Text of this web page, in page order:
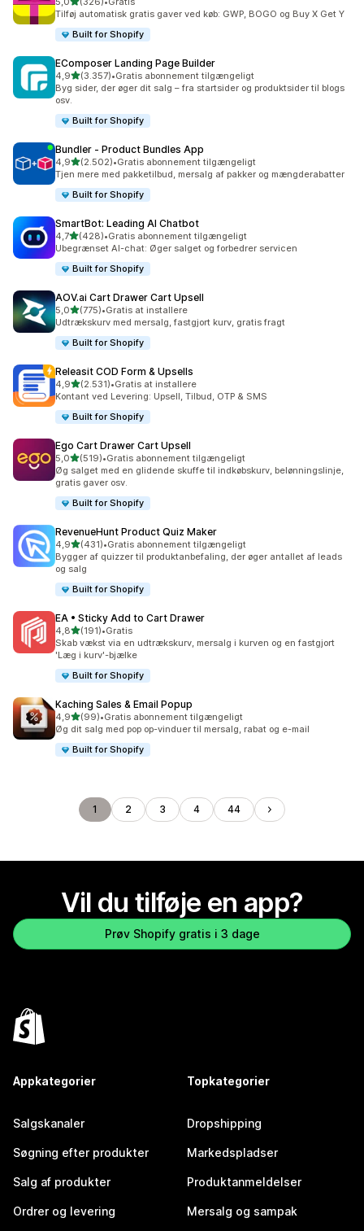
326 anmeldelser i alt
Tilføj automatisk gratis gaver ved køb: GWP, BOGO og Buy X Get Y
Built for Shopify
EComposer Landing Page Builder
4,9ud af 5 stjerner
(3.357)
3357 anmeldelser i alt
•Gratis abonnement tilgængeligt
Byg sider, der øger dit salg – fra startsider og produktsider til blogs
osv.
Built for Shopify
Bundler ‑ Product Bundles App
4,9ud af 5 stjerner
(2.502)
2502 anmeldelser i alt
•Gratis abonnement tilgængeligt
Tjen mere med pakketilbud, mersalg af pakker og mængderabatter
Built for Shopify
SmartBot: Leading AI Chatbot
4,7ud af 5 stjerner
(428)
428 anmeldelser i alt
•Gratis abonnement tilgængeligt
Ubegrænset AI-chat: Øger salget og forbedrer servicen
Built for Shopify
AOV.ai Cart Drawer Cart Upsell
5,0ud af 5 stjerner
(775)
775 anmeldelser i alt
•Gratis at installere
Udtrækskurv med mersalg, fastgjort kurv, gratis fragt
Built for Shopify
Releasit COD Form & Upsells
4,9ud af 5 stjerner
(2.531)
2531 anmeldelser i alt
•Gratis at installere
Kontant ved Levering: Upsell, Tilbud, OTP & SMS
Built for Shopify
Ego Cart Drawer Cart Upsell
5,0ud af 5 stjerner
(519)
519 anmeldelser i alt
•Gratis abonnement tilgængeligt
Øg salget med en glidende skuffe til indkøbskurv, belønningslinje,
gratis gaver osv.
Built for Shopify
RevenueHunt Product Quiz Maker
4,9ud af 5 stjerner
(431)
431 anmeldelser i alt
•Gratis abonnement tilgængeligt
Bygger af quizzer til produktanbefaling, der øger antallet af leads
og salg
Built for Shopify
EA • Sticky Add to Cart Drawer
4,8ud af 5 stjerner
(191)
191 anmeldelser i alt
•Gratis
Skab vækst via en udtrækskurv, mersalg i kurven og en fastgjort
'Læg i kurv'-bjælke
Built for Shopify
Kaching Sales & Email Popup
4,9ud af 5 stjerner
(99)
99 anmeldelser i alt
•Gratis abonnement tilgængeligt
Øg dit salg med pop op-vinduer til mersalg, rabat og e-mail
Built for Shopify
1 2 3 4 44
Vil du tilføje en app?
Prøv Shopify gratis i 3 dage
Appkategorier
Salgskanaler
Søgning efter produkter
Salg af produkter
Ordrer og levering
Topkategorier
Dropshipping
Markedspladser
Produktanmeldelser
Mersalg og sampak